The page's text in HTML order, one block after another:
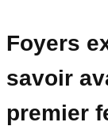
Foyers
savoir
premier